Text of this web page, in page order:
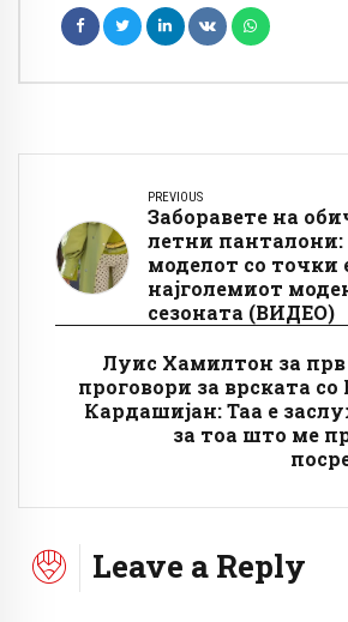
PREVIOUS
Заборавете на
летни
моделот со точки
најголемиот
сезоната (ВИДЕО)
Луис Хамилтон за
проговори за врската
Кардашијан: Таа е
за тоа што ме
Leave a Reply